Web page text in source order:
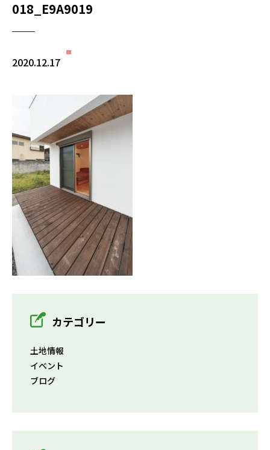
018_E9A9019
2020.12.17
カテゴリー
土地情報
イベント
ブログ